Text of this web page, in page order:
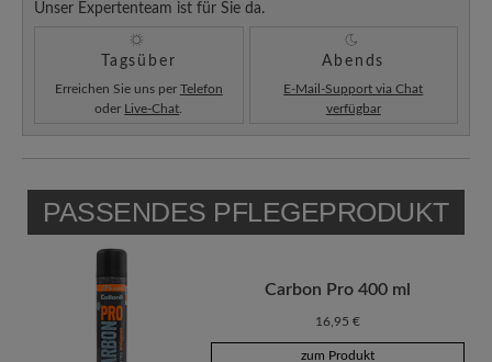
Unser Expertenteam ist für Sie da.
Tagsüber
Erreichen Sie uns per Telefon
oder Live-Chat
Abends
E-Mail-Support via Chat
verfügbar
PASSENDES PFLEGEPRODUKT
Carbon Pro 400 ml
16,95 €
zum Produkt